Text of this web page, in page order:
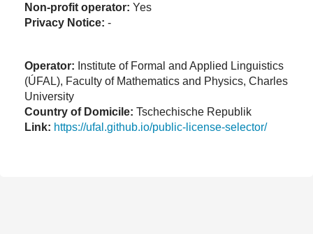
Non-profit operator: Yes
Privacy Notice: -
Operator: Institute of Formal and Applied Linguistics
(ÚFAL), Faculty of Mathematics and Physics, Charles
University
Country of Domicile: Tschechische Republik
Link: https://ufal.github.io/public-license-selector/